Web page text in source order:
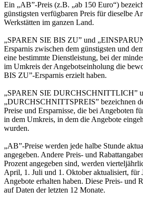
Ein „AB”-Preis (z.B. „ab 150 Euro“)
günstigsten verfügbaren Preis für dieselbe
Werkstätten im ganzen Land.
„SPAREN SIE BIS ZU” und
Ersparnis zwischen dem günstigsten und
eine bestimmte Dienstleistung, bei der
im Umkreis der Angebotseinholung die
BIS ZU”-Ersparnis erzielt haben.
„SPAREN SIE DURCHSCHNITTLICH”
„DURCHSCHNITTSPREIS” bezeichnen
Preise und Ersparnisse, die bei Angeboten
in dem Umkreis, in dem die Angebote
wurden.
„AB”-Preise werden jede halbe Stunde
angegeben. Andere Preis- und
Prozent angegeben sind, werden
April, 1. Juli und 1. Oktober aktualisiert, für
Angebote erhalten haben. Diese Preis- und
auf Daten der letzten 12 Monate.